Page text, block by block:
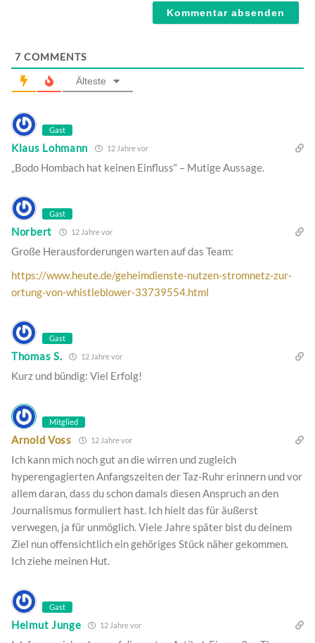
7 COMMENTS
Älteste
Gast
Klaus Lohmann 12 Jahre vor
„Bodo Hombach hat keinen Einfluss“ – Mutige Aussage.
Gast
Norbert 12 Jahre vor
Große Herausforderungen warten auf das Team:
https://www.heute.de/geheimdienste-nutzen-stromnetz-zur-
ortung-von-whistleblower-33739554.html
Gast
Thomas S. 12 Jahre vor
Kurz und bündig: Viel Erfolg!
Mitglied
Arnold Voss 12 Jahre vor
Ich kann mich noch gut an die wirren und zugleich
hyperengagierten Anfangszeiten der Taz-Ruhr erinnern und vor
allem daran, dass du schon damals diesen Anspruch an den
Journalismus formuliert hast. Ich hielt das für äußerst
verwegen, ja für unmöglich. Viele Jahre später bist du deinem
Ziel nun offensichtlich ein gehöriges Stück näher gekommen.
Ich ziehe meinen Hut.
Gast
Helmut Junge 12 Jahre vor